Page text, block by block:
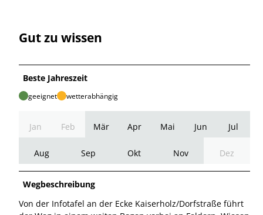
Gut zu wissen
Beste Jahreszeit
geeignet wetterabhängig
Jan Feb Mär Apr Mai Jun Jul
Aug Sep Okt Nov Dez
Wegbeschreibung
Von der Infotafel an der Ecke Kaiserholz/Dorfstraße führt